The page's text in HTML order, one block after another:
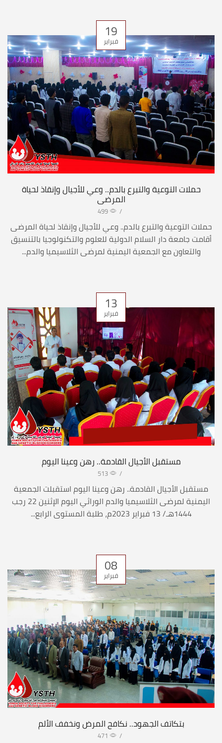
19
فبراير
حملات التوعية والتبرع بالدم.. وعي للأجيال وإنقاذ لحياة
المرضى
/
499
حملات التوعية والتبرع بالدم.. وعي للأجيال وإنقاذ لحياة المرضى
أقامت جامعة دار السلام الدولية للعلوم والتكنولوجيا بالتنسيق
والتعاون مع الجمعية اليمنية لمرضى الثلاسيميا والدم...
13
فبراير
مستقبل الأجيال القادمة.. رهن وعينا اليوم
/
513
مستقبل الأجيال القادمة.. رهن وعينا اليوم استقبلت الجمعية
اليمنية لمرضى الثلاسيميا والدم الوراثي اليوم الإثنين 22 رجب
1444هـ/ 13 فبراير 2023م، طلبة المستوى الرابع...
08
فبراير
بتكاتف الجهود.. نكافح المرض ونخفف الألم
/
471